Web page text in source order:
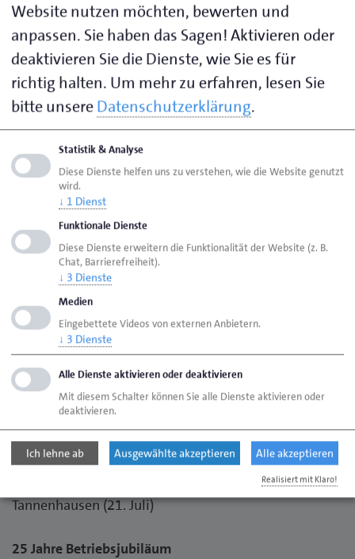
Kraftfahrzeugmechanikermeister Frank Siefken in
Großefehn (8. Juli)
Landmaschinenmechanikermeister Frank Daniels in
Krummhörn-Loquard (19.Juli)
Installateur- und Heizungsbauermeister Matthias
Schlegel in Friedeburg-Marx (23. Juli)
40 Jahre Meister
Kraftfahrzeugmechanikermeister Hero Schumann in
Moormerland (5. Juli)
Kraftfahrzeugmechanikermeister Erwin Büscher in
Norden (11. Juli)
Bäckermeister Johann Buchholz in Krummhörn-
Pewsum (16. Juli)
Zentralheizungs- und Lüftungsbauermeister Bernhard
Pleis in Leer (25. Juli)
60 Jahre Meister
Zweiradmechanikermeister Hans-Josef Teutenberg in
Rhauderfehn (10. Juli)
70 Jahre Meister
Maschinenbauermeister Johann Ehmen in Aurich-
Tannenhausen (21. Juli)
25 Jahre Betriebsjubiläum
Website nutzen möchten, bewerten und
anpassen. Sie haben das Sagen! Aktivieren oder
deaktivieren Sie die Dienste, wie Sie es für
richtig halten. Um mehr zu erfahren, lesen Sie
bitte unsereDatenschutzerklärung.
Statistik & Analyse
Diese Dienste helfen uns zu verstehen, wie die Website genutzt
wird.
↓ 1 Dienst
Funktionale Dienste
Diese Dienste erweitern die Funktionalität der Website (z. B.
Chat, Barrierefreiheit).
↓ 3 Dienste
Medien
Eingebettete Videos von externen Anbietern.
↓ 3 Dienste
Alle Dienste aktivieren oder deaktivieren
Mit diesem Schalter können Sie alle Dienste aktivieren oder
deaktivieren.
Ich lehne ab Ausgewählte akzeptieren Alle akzeptieren
Realisiert mit Klaro!